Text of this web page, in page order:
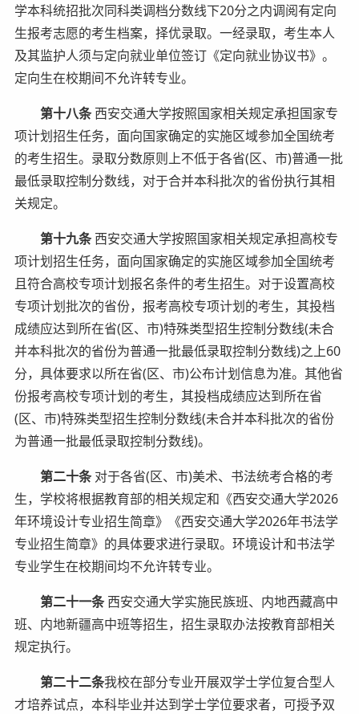
学本科统招批次同科类调档分数线下20分之内调阅有定向
生报考志愿的考生档案，择优录取。一经录取，考生本人
及其监护人须与定向就业单位签订《定向就业协议书》。
定向生在校期间不允许转专业。
第十八条西安交通大学按照国家相关规定承担国家专
项计划招生任务，面向国家确定的实施区域参加全国统考
的考生招生。录取分数原则上不低于各省(区、市)普通一批
最低录取控制分数线，对于合并本科批次的省份执行其相
关规定。
第十九条西安交通大学按照国家相关规定承担高校专
项计划招生任务，面向国家确定的实施区域参加全国统考
且符合高校专项计划报名条件的考生招生。对于设置高校
专项计划批次的省份，报考高校专项计划的考生，其投档
成绩应达到所在省(区、市)特殊类型招生控制分数线(未合
并本科批次的省份为普通一批最低录取控制分数线)之上60
分，具体要求以所在省(区、市)公布计划信息为准。其他省
份报考高校专项计划的考生，其投档成绩应达到所在省
(区、市)特殊类型招生控制分数线(未合并本科批次的省份
为普通一批最低录取控制分数线)。
第二十条对于各省(区、市)美术、书法统考合格的考
生，学校将根据教育部的相关规定和《西安交通大学2026
年环境设计专业招生简章》《西安交通大学2026年书法学
专业招生简章》的具体要求进行录取。环境设计和书法学
专业学生在校期间均不允许转专业。
第二十一条西安交通大学实施民族班、内地西藏高中
班、内地新疆高中班等招生，招生录取办法按教育部相关
规定执行。
第二十二条我校在部分专业开展双学士学位复合型人
才培养试点，本科毕业并达到学士学位要求者，可授予双